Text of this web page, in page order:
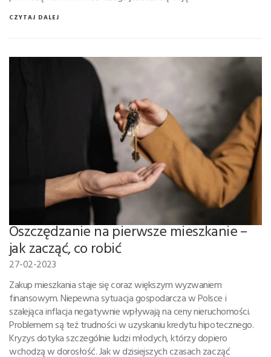
CZYTAJ DALEJ
Oszczędzanie na pierwsze mieszkanie –
jak zacząć, co robić
27-02-2023
Zakup mieszkania staje się coraz większym wyzwaniem
finansowym. Niepewna sytuacja gospodarcza w Polsce i
szalejąca inflacja negatywnie wpływają na ceny nieruchomości.
Problemem są też trudności w uzyskaniu kredytu hipotecznego.
Kryzys dotyka szczególnie ludzi młodych, którzy dopiero
wchodzą w dorosłość. Jak w dzisiejszych czasach zacząć